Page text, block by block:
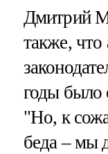
Дмитрий
также, что
годы было
"Но, к
беда – мы